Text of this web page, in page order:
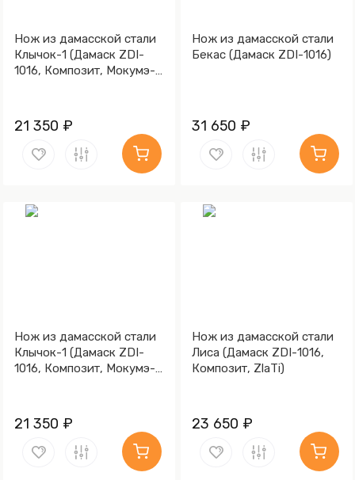
Нож из дамасской стали
Клычок-1 (Дамаск ZDI-
1016, Композит, Мокумэ-
21 350 ₽
Нож из дамасской стали
Бекас (Дамаск ZDI-1016)
31 650 ₽
Нож из дамасской стали
Клычок-1 (Дамаск ZDI-
1016, Композит, Мокумэ-
21 350 ₽
Нож из дамасской стали
Лиса (Дамаск ZDI-1016,
Композит, ZlaTi)
23 650 ₽